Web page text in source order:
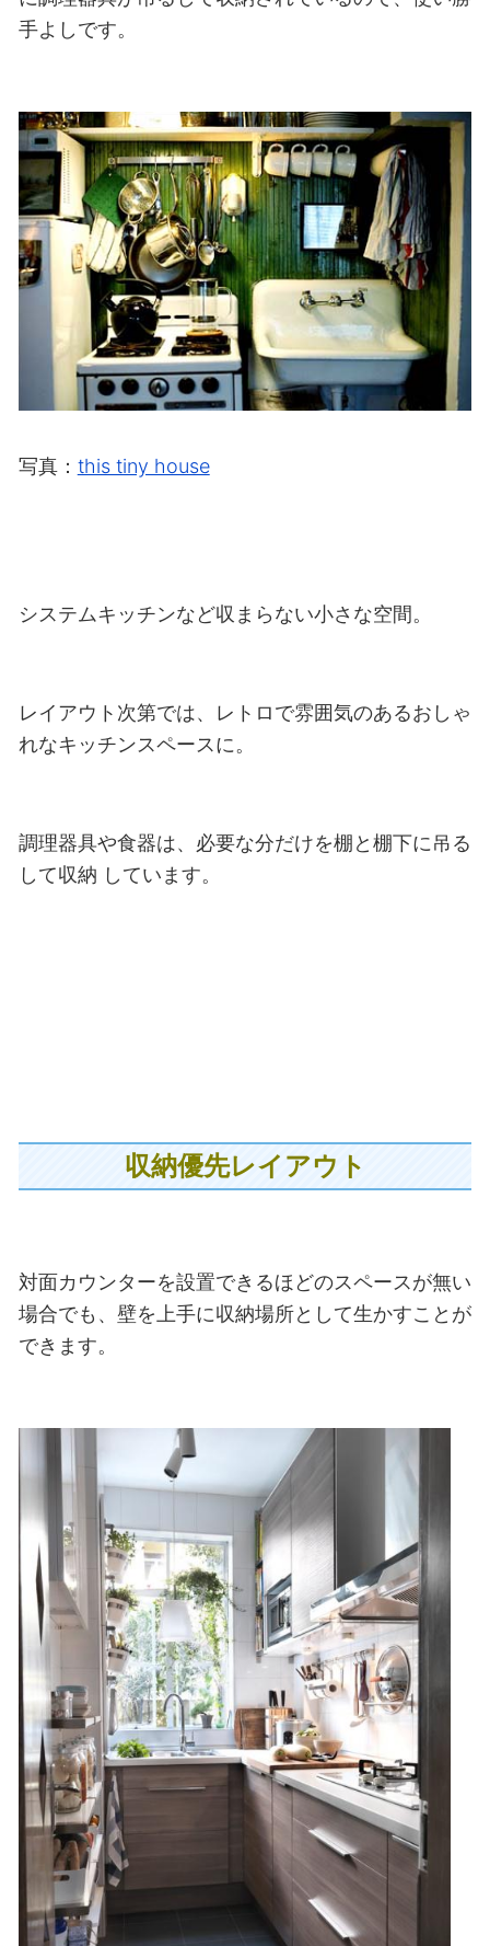
手よしです。
写真： this tiny house
システムキッチンなど収まらない小さな空間。
レイアウト次第では、レトロで雰囲気のあるおしゃ
れなキッチンスペースに。
調理器具や食器は、必要な分だけを棚と棚下に吊る
して収納 しています。
収納優先レイアウト
対面カウンターを設置できるほどのスペースが無い
場合でも、壁を上手に収納場所として生かすことが
できます。